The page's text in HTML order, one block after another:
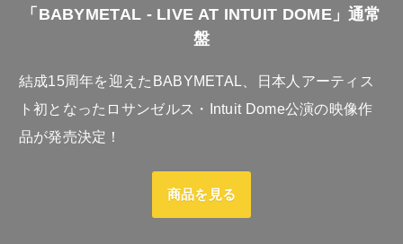
「BABYMETAL - LIVE AT INTUIT DOME」通常
盤
結成15周年を迎えたBABYMETAL、日本人アーティス
ト初となったロサンゼルス・Intuit Dome公演の映像作
品が発売決定！
商品を見る